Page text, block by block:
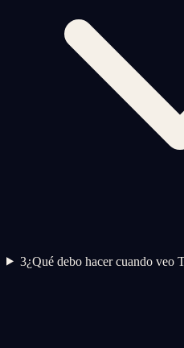
3¿Qué debo hacer cuando veo